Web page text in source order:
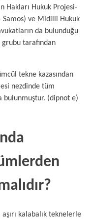
Hakları Hukuk Projesi-
Samos) ve Midilli Hukuk
da bulunduğu
tarafından
tekne kazasından
nezdinde tüm
bulunmuştur. (dipnot e)
kalabalık teknelerle